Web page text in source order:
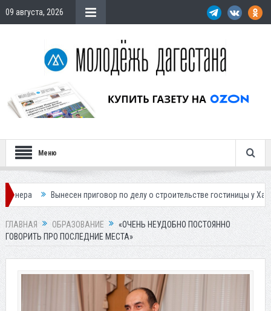
09 августа, 2026
Меню
приговор по делу о строительстве гостиницы у Ханагского водопада
ГЛАВНАЯ ОБРАЗОВАНИЕ
«ОЧЕНЬ НЕУДОБНО ПОСТОЯННО
ГОВОРИТЬ ПРО ПОСЛЕДНИЕ МЕСТА»